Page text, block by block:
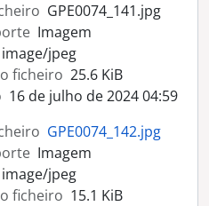
GPE0074_141.jpg
Imagem
image/jpeg
ficheiro 25.6 KiB
16 de julho de 2024 04:59
GPE0074_142.jpg
Imagem
image/jpeg
ficheiro 15.1 KiB